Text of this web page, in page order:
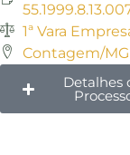
1ª Vara
Contagem/MG
Detalhes